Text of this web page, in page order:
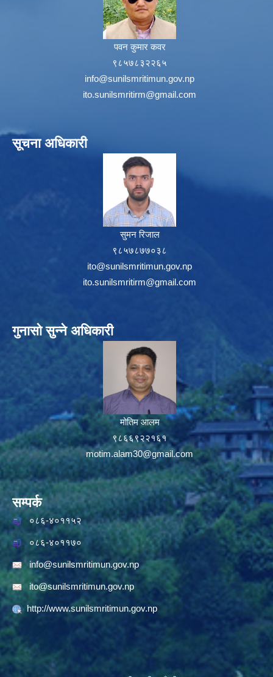
पवन कुमार कवर
९८५७८३२२६५
info@sunilsmritimun.gov.np
ito.sunilsmritirm@gmail.com
सूचना अधिकारी
सुमन रिजाल
९८५७८७७०३८
ito@sunilsmritimun.gov.np
ito.sunilsmritirm@gmail.com
गुनासो सुन्ने अधिकारी
मोतिम आलम
९८६६९२२१६१
motim.alam30@gmail.com
सम्पर्क
०८६-४०११५२
०८६-४०११७०
info@sunilsmritimun.gov.np
ito@sunilsmritimun.gov.np
http://www.sunilsmritimun.gov.np